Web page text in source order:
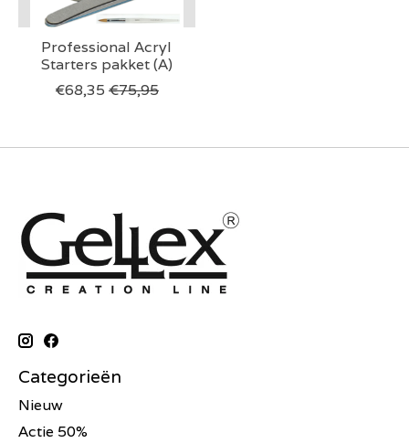
Professional Acryl
Starters pakket (A)
€68,35 €75,95
Categorieën
Nieuw
Actie 50%